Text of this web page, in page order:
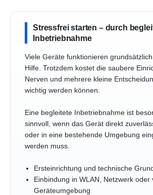
Stressfrei starten – durch
Inbetriebnahme
Viele Geräte funktionieren
Hilfe. Trotzdem kostet die saubere
Nerven und mehrere kleine
wichtig werden können.
Eine begleitete Inbetriebnahme ist
sinnvoll, wenn das Gerät direkt
oder in eine bestehende Umgebung
werden muss.
Ersteinrichtung und technische
Einbindung in WLAN, Netzwerk oder
Geräteumgebung